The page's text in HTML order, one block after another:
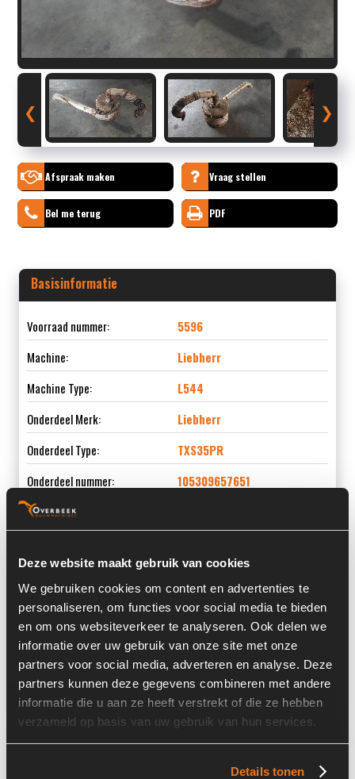
Deze website maakt gebruik van cookies
We gebruiken cookies om content en advertenties te
personaliseren, om functies voor social media te bieden
en om ons websiteverkeer te analyseren. Ook delen we
informatie over uw gebruik van onze site met onze
partners voor social media, adverteren en analyse. Deze
partners kunnen deze gegevens combineren met andere
informatie die u aan ze heeft verstrekt of die ze hebben
verzameld op basis van uw gebruik van hun services.
Details tonen
❮ ❯
Afspraak maken Vraag stellen
Bel me terug PDF
Basisinformatie
Voorraad nummer:
5596
Machine:
Liebherr
Machine Type:
L544
Onderdeel Merk:
Liebherr
Onderdeel Type:
TXS35PR
Onderdeel nummer:
105309657651
Informatie
Serienummer:
4103300A
Past op de volgende machines:
Liebherr L 544
Land:
Nederland